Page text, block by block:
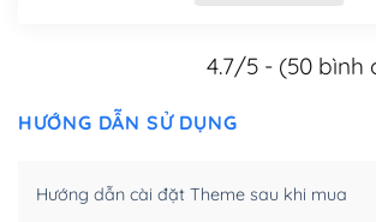
WordPress được thiết kế để thân thiện với
4.7/5 - (50 bình
HƯỚNG DẪN SỬ DỤNG
Hướng dẫn cài đặt Theme sau khi mua